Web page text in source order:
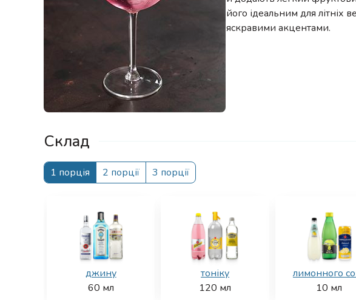
його ідеальним для літніх
яскравими акцентами.
Склад
1 порція 2 порції 3 порції
джину
60 мл
тоніку
120 мл
лимонного
10 мл